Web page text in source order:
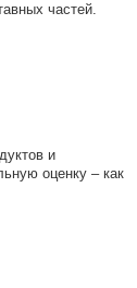
частей.
и
оценку – как